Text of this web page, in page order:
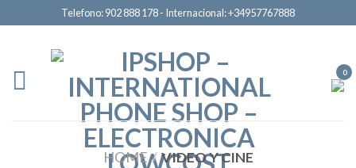
Telefono: 902 888 178 - Internacional: +34957767888
0
HOME / VIDEO Y CINE